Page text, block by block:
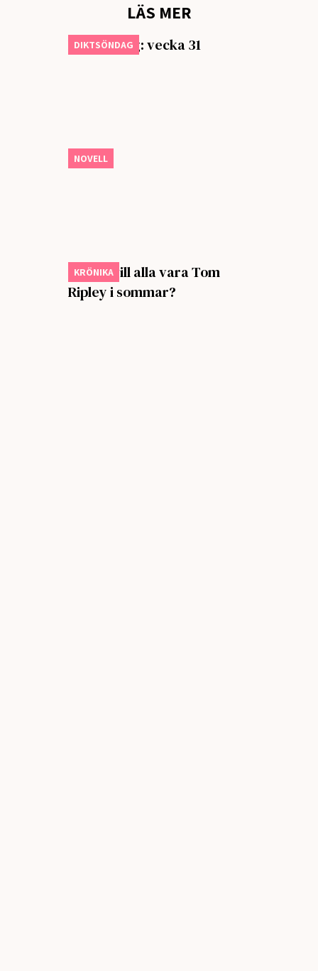
LÄS MER
DIKTSÖNDAG
Diktsöndag: vecka 31
NOVELL
Ormar
KRÖNIKA
Varför vill alla vara Tom
Ripley i sommar?